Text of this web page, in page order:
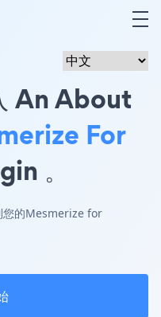
An About
For
。
的Mesmerize for